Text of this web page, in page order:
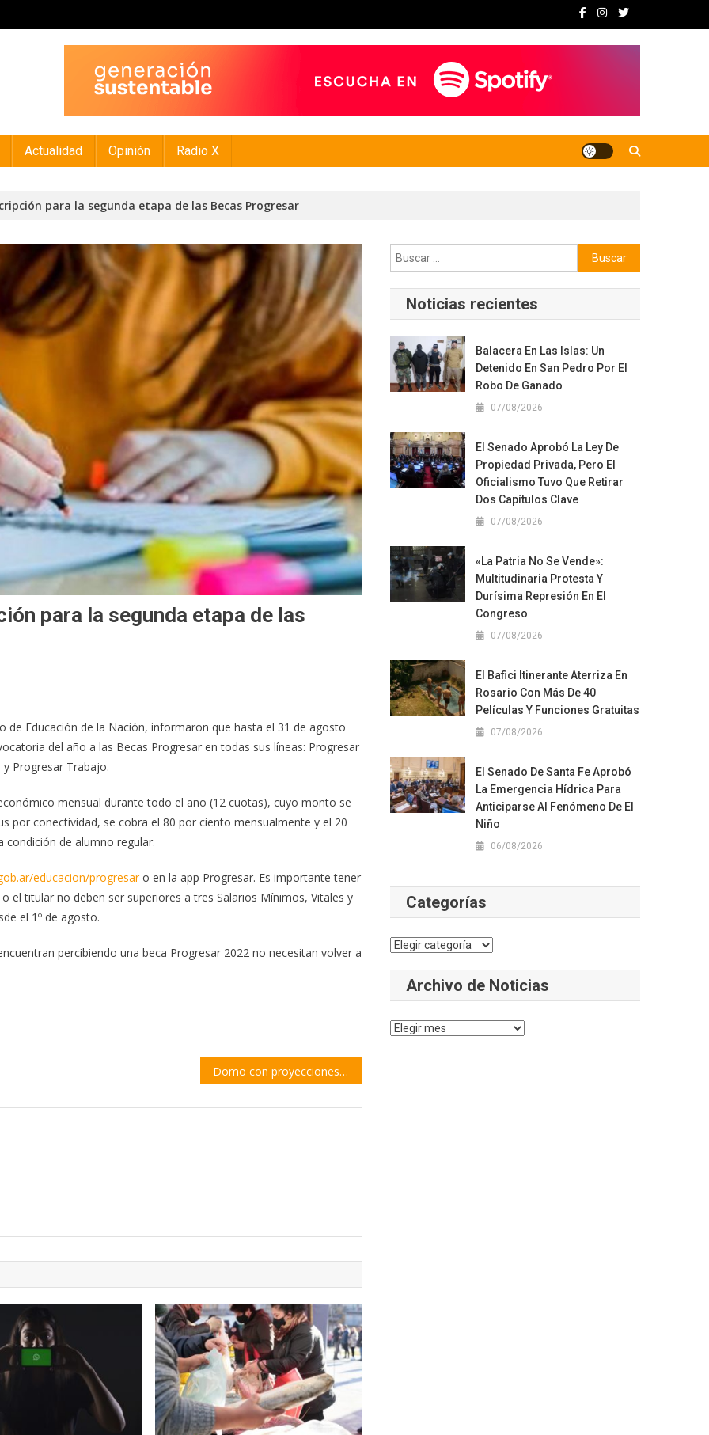
Actualidad Opinión Radio X
para la segunda etapa de las Becas Progresar
para la segunda etapa de las
de Educación de la Nación, informaron que hasta el 31 de agosto
del año a las Becas Progresar en todas sus líneas: Progresar
Progresar Trabajo.
mensual durante todo el año (12 cuotas), cuyo monto se
por conectividad, se cobra el 80 por ciento mensualmente y el 20
de alumno regular.
educacion/progresaro en la app Progresar. Es importante tener
el titular no deben ser superiores a tres Salarios Mínimos, Vitales y
el 1º de agosto.
percibiendo una beca Progresar 2022 no necesitan volver a
Domo con proyecciones 360° en la escuela Dante Alighieri
Buscar:
Noticias recientes
Balacera En Las Islas: Un
Detenido En San Pedro Por El
Robo De Ganado
07/08/2026
El Senado Aprobó La Ley De
Propiedad Privada, Pero El
Oficialismo Tuvo Que Retirar
Dos Capítulos Clave
07/08/2026
«La Patria No Se Vende»:
Multitudinaria Protesta Y
Durísima Represión En El
Congreso
07/08/2026
El Bafici Itinerante Aterriza En
Rosario Con Más De 40
Películas Y Funciones Gratuitas
07/08/2026
El Senado De Santa Fe Aprobó
La Emergencia Hídrica Para
Anticiparse Al Fenómeno De El
Niño
06/08/2026
Categorías
Categorías
Archivo de Noticias
Archivo